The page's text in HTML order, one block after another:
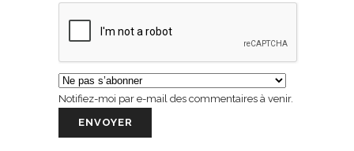
Notifiez-moi par e-mail des commentaires à venir.